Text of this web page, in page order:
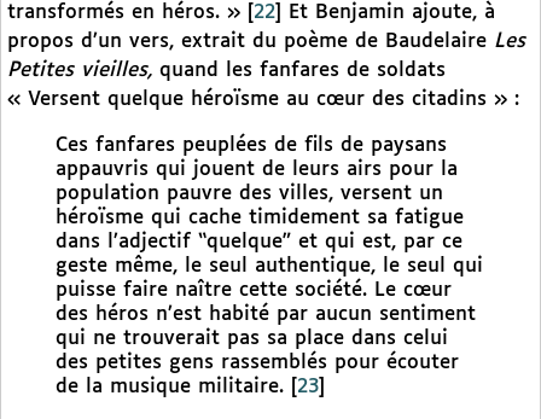
transformés en héros. »
22
Et Benjamin ajoute, à
propos d’un vers, extrait du poème de Baudelaire Les
Petites vieilles, quand les fanfares de soldats
« Versent quelque héroïsme au cœur des citadins » :
Ces fanfares peuplées de fils de paysans
appauvris qui jouent de leurs airs pour la
population pauvre des villes, versent un
héroïsme qui cache timidement sa fatigue
dans l’adjectif “quelque” et qui est, par ce
geste même, le seul authentique, le seul qui
puisse faire naître cette société. Le cœur
des héros n’est habité par aucun sentiment
qui ne trouverait pas sa place dans celui
des petites gens rassemblés pour écouter
de la musique militaire.
23